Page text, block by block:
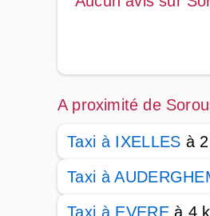
A proximité de
Taxi à IXELLES à
Taxi à
Taxi à EVERE à 4